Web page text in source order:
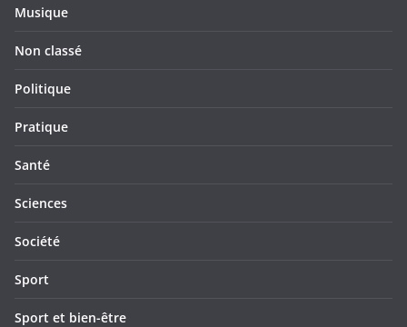
Musique
Non classé
Politique
Pratique
Santé
Sciences
Société
Sport
Sport et bien-être